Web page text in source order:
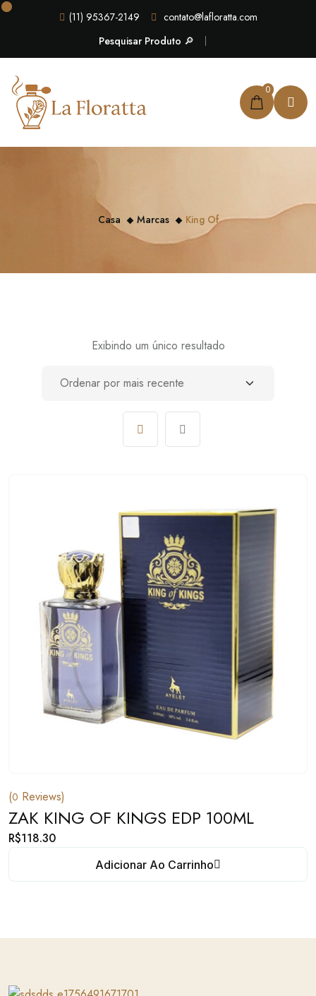
(11) 95367-2149
contato@lafloratta.com
Pesquisar Produto 🔎
0
Casa Marcas King Of
Exibindo um único resultado
(0 Reviews)
ZAK KING OF KINGS EDP 100ML
R$118.30
Adicionar Ao Carrinho